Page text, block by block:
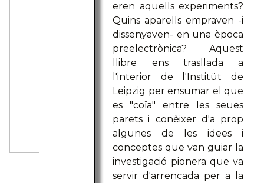
eren aquells experiments?
Quins aparells empraven -i
dissenyaven- en una època
preelectrònica? Aquest
llibre ens trasllada a
l'interior de l'Institüt de
Leipzig per ensumar el que
es "coïa" entre les seues
parets i conèixer d'a prop
algunes de les idees i
conceptes que van guiar la
investigació pionera que va
servir d'arrencada per a la